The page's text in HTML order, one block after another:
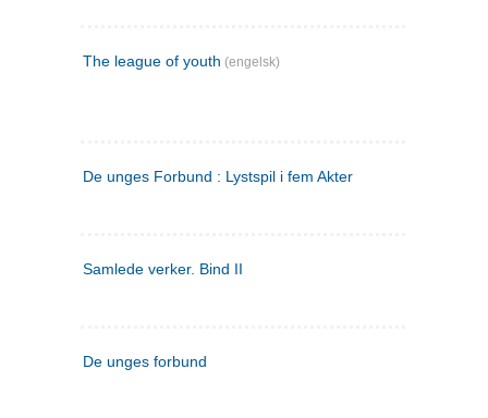
The league of youth (engelsk)
De unges Forbund : Lystspil i fem Akter
Samlede verker. Bind II
De unges forbund